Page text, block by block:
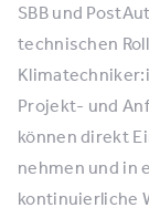
SBB und
technischen
Projekt- und
können direkt
nehmen und in
kontinuierliche